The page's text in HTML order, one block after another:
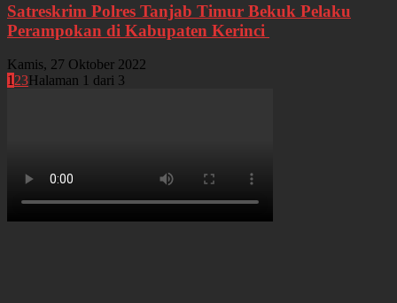
Satreskrim Polres Tanjab Timur Bekuk Pelaku
Perampokan di Kabupaten Kerinci
Kamis, 27 Oktober 2022
123Halaman 1 dari 3